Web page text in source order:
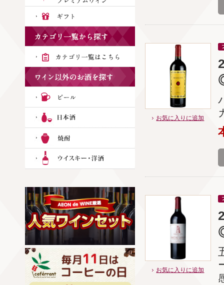
お気に入りに追加
お気に入りに追加